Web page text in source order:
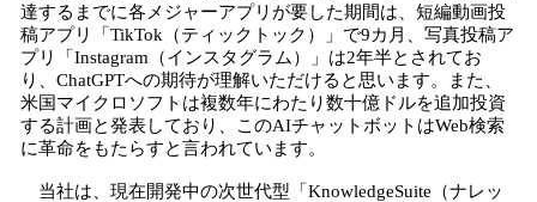
達するまでに各メジャーアプリが要した期間は、短編動画投
稿アプリ「TikTok（ティックトック）」で9カ月、写真投稿ア
プリ「Instagram（インスタグラム）」は2年半とされてお
り、ChatGPTへの期待が理解いただけると思います。また、
米国マイクロソフトは複数年にわたり数十億ドルを追加投資
する計画と発表しており、このAIチャットボットはWeb検索
に革命をもたらすと言われています。
当社は、現在開発中の次世代型「KnowledgeSuite（ナレッ